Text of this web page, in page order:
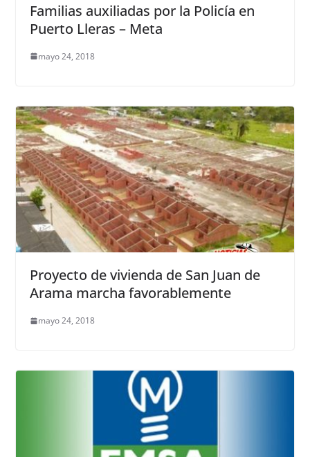
Familias auxiliadas por la Policía en
Puerto Lleras – Meta
mayo 24, 2018
Proyecto de vivienda de San Juan de
Arama marcha favorablemente
mayo 24, 2018